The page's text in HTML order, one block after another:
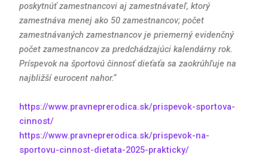
poskytnúť zamestnancovi aj zamestnávateľ, ktorý
zamestnáva menej ako 50 zamestnancov; počet
zamestnávaných zamestnancov je priemerný evidenčný
počet zamestnancov za predchádzajúci kalendárny rok.
Príspevok na športovú činnosť dieťaťa sa zaokrúhľuje na
najbližší eurocent nahor.“
https://www.pravneprerodica.sk/prispevok-sportova-
cinnost/
https://www.pravneprerodica.sk/prispevok-na-
sportovu-cinnost-dietata-2025-prakticky/